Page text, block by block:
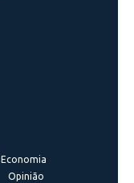
Economia
Opinião